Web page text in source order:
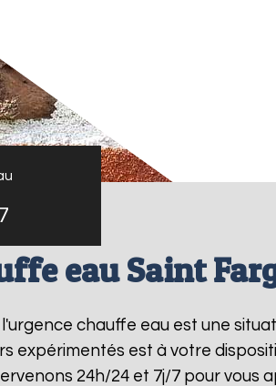
eau Saint
l'urgence chauffe eau est une
expérimentés est à votre
24h/24 et 7j/7 pour vous